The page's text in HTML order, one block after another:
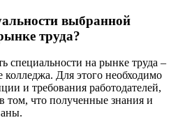
выбранной
труда?
специальности на рынке труда –
Для этого необходимо
и требования работодателей,
том, что полученные знания и